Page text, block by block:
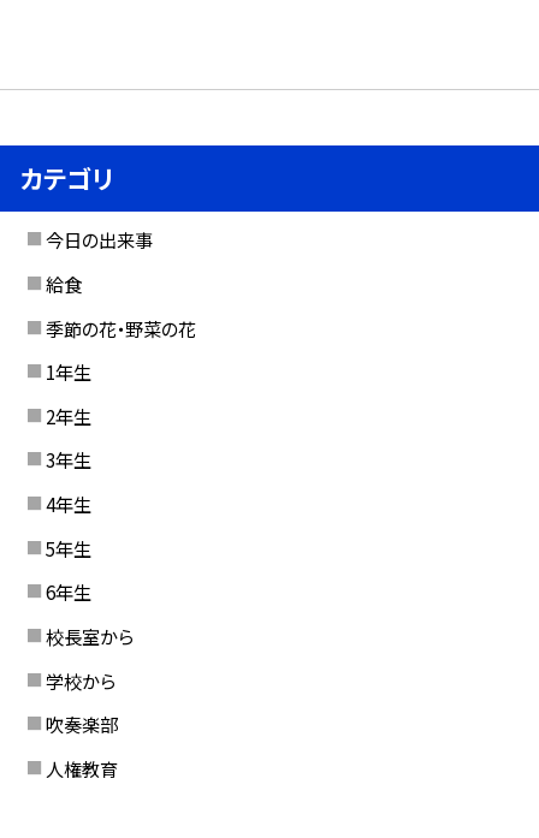
カテゴリ
今日の出来事
給食
季節の花・野菜の花
1年生
2年生
3年生
4年生
5年生
6年生
校長室から
学校から
吹奏楽部
人権教育